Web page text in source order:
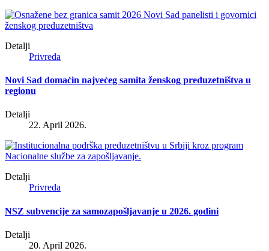
Detalji
Privreda
Novi Sad domaćin najvećeg samita ženskog preduzetništva u
regionu
Detalji
22. April 2026.
Detalji
Privreda
NSZ subvencije za samozapošljavanje u 2026. godini
Detalji
20. April 2026.